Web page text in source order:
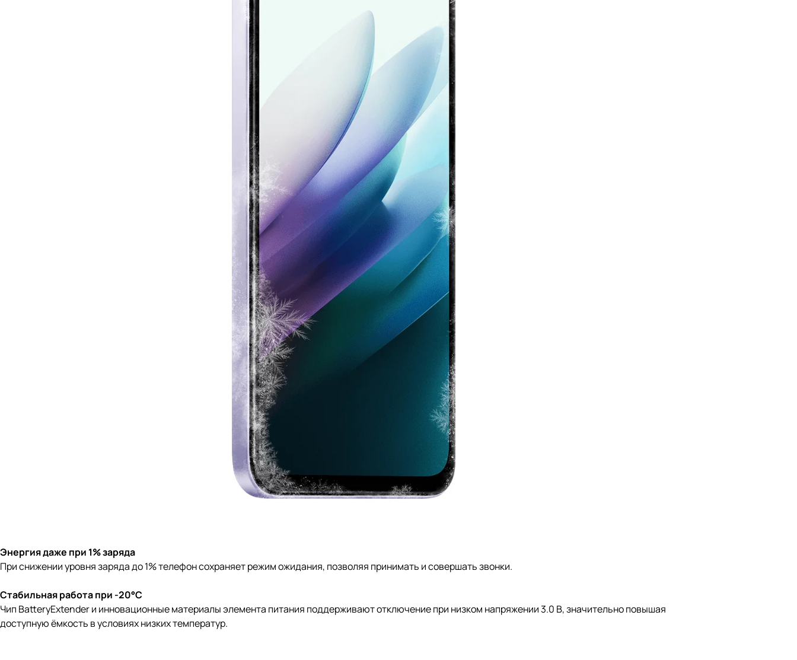
Энергия даже при 1% заряда
При снижении уровня заряда до 1% телефон сохраняет режим ожидания, позволяя принимать и совершать звонки.
Стабильная работа при -20°C
Чип BatteryExtender и инновационные материалы элемента питания поддерживают отключение при низком напряжении 3.0 В, значительно повышая
доступную ёмкость в условиях низких температур.